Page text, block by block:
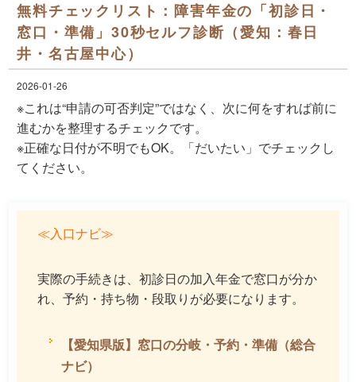
無料チェックリスト：障害年金の「初診日・
窓口・準備」30秒セルフ診断（愛知：春日
井・名古屋中心）
2026-01-26
※これは“申請の可否判定”ではなく、 次に何をすれば前に
進むかを整理するチェックです。
※正確な日付が不明でもOK。「だいたい」でチェックし
てください。
≪入口ナビ≫
実際の手続きは、初診日の加入年金で窓口が分か
れ、予約・持ち物・段取りが必要になります。
【愛知県版】窓口の分岐・予約・準備（総合
ナビ）